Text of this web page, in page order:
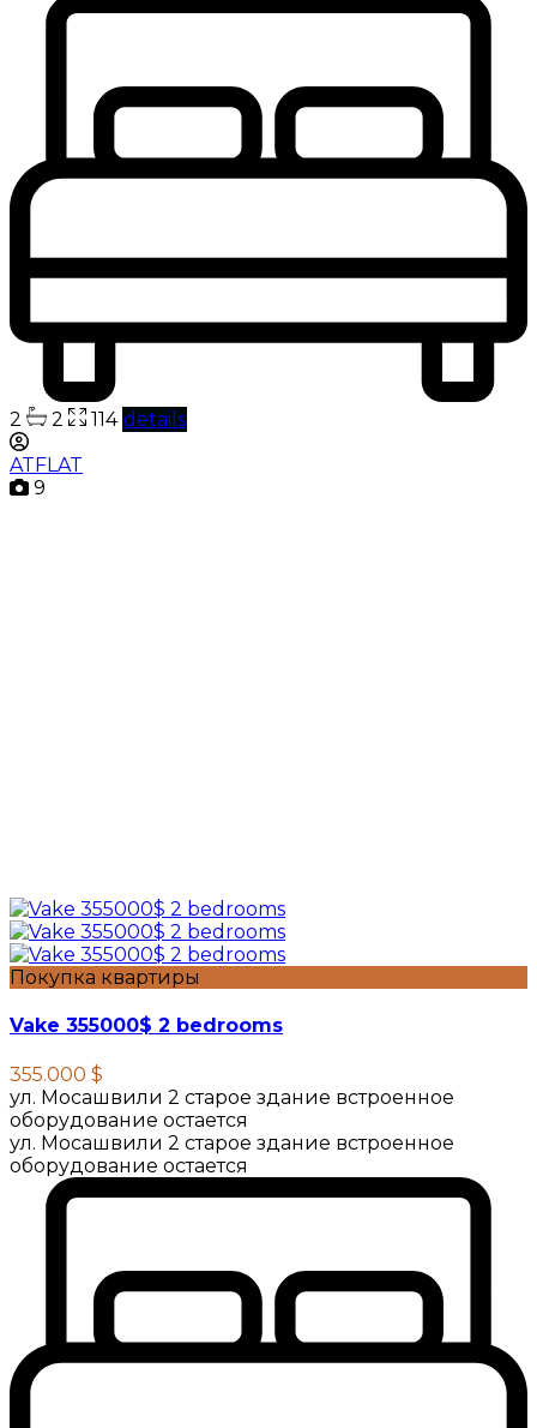
2 2 114 details
ATFLAT
9
Покупка квартиры
Vake 355000$ 2 bedrooms
355.000 $
ул. Мосашвили 2 старое здание встроенное
оборудование остается
ул. Мосашвили 2 старое здание встроенное
оборудование остается